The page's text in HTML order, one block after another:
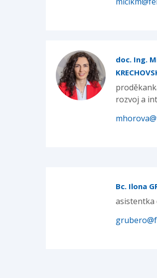
doc. Ing.
rozvoj a
Bc. Ilona
asistentka